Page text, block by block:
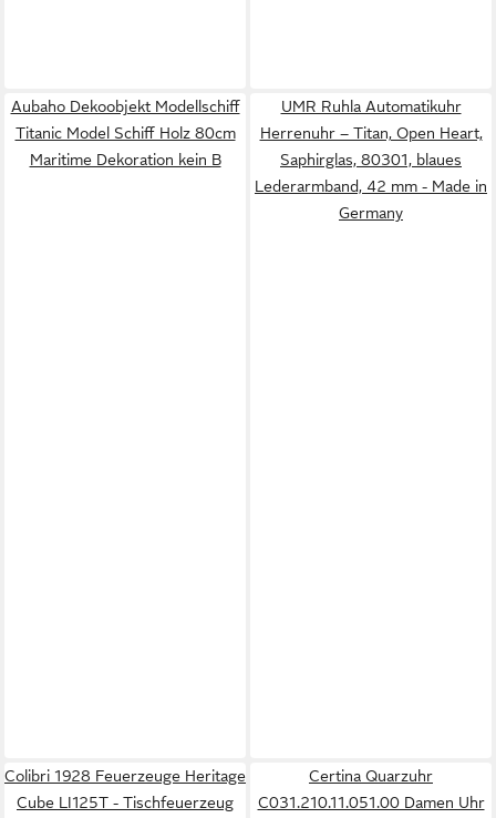
Aubaho Dekoobjekt Modellschiff
Titanic Model Schiff Holz 80cm
Maritime Dekoration kein B
UMR Ruhla Automatikuhr
Herrenuhr – Titan, Open Heart,
Saphirglas, 80301, blaues
Lederarmband, 42 mm - Made in
Germany
Colibri 1928 Feuerzeuge Heritage
Cube LI125T - Tischfeuerzeug
Certina Quarzuhr
C031.210.11.051.00 Damen Uhr